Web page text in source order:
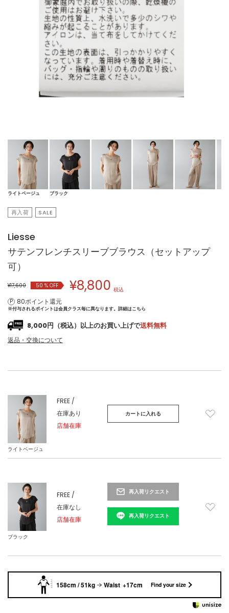
ライトベージュ ブラック
再入荷 SALE
Liesse
サテンフレンチスリーブブラウス（セットアップ
可）
¥17,600 50% OFF ¥8,800 税込
80ポイント還元
※付与されるポイントは会員クラス毎に異なります。 詳細はこちら
8,000円（税込）以上のお買い上げで送料無料
返品・交換について
ライトベージュ
FREE /
在庫あり
店舗在庫
カートに入れる
ブラック
FREE /
在庫なし
店舗在庫
再入荷リクエスト
再入荷リクエスト
158cm / 51kg Waist +17cm Find your size